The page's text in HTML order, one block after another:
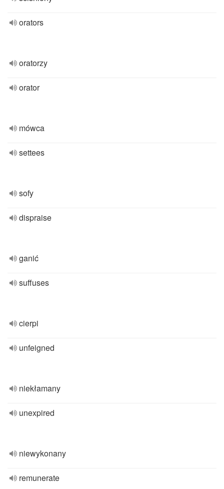
orators
oratorzy
orator
mówca
settees
sofy
dispraise
ganić
suffuses
cierpi
unfeigned
niekłamany
unexpired
niewykonany
remunerate